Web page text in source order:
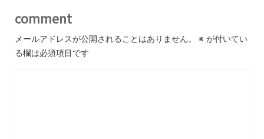
comment
メールアドレスが公開されることはありません。 ※ が付いてい
る欄は必須項目です